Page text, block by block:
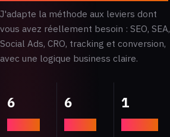
J'adapte la méthode aux leviers dont
vous avez réellement besoin : SEO, SEA,
Social Ads, CRO, tracking et conversion,
avec une logique business claire.
6 6 1